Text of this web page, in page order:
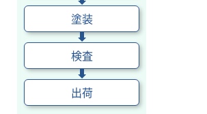
塗装
検査
出荷